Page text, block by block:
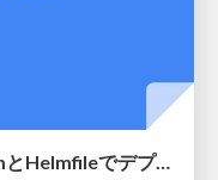
Cluster AutoscalerをTerraformとHelmfileでデプロイしてPrometheusでモニタリングする / Deploy the Cluster Autoscaler with Terraform and Helmfile, Monitor with Prometheus